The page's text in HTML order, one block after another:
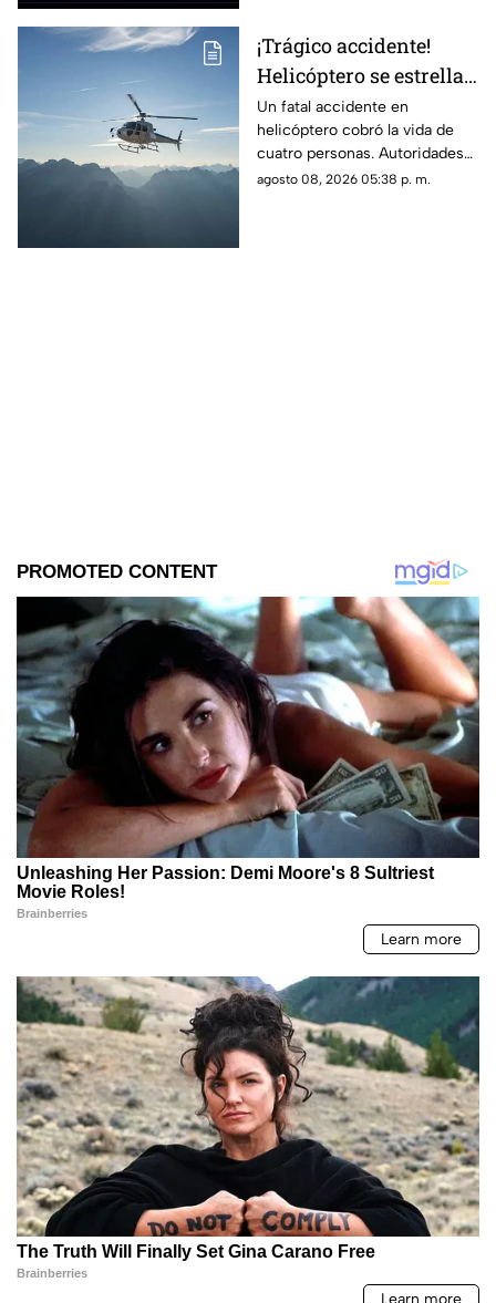
¡Trágico accidente!
Helicóptero se estrella
en zona boscosa y
mueren cuatro
personas
Un fatal accidente en
helicóptero cobró la vida de
cuatro personas. Autoridades
confirmaron que la aeronave
agosto 08, 2026 05:38 p. m.